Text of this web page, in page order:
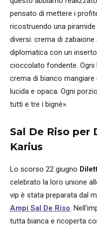
pensato di mettere i
ricostruendo una
diversi: crema di
diplomatica con un
cioccolato fondente.
crema di bianco
lucida e opaca. Ogni
tutti e tre i bignè».
Sal De Riso
Karius
Lo scorso 22 giugno
celebrato la loro unione
vip è stata preparata dal
Ampi Sal De Riso.
tutta bianca e ricoperta